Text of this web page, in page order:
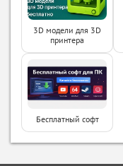
3D модели для 3D
принтера
Бесплатный софт